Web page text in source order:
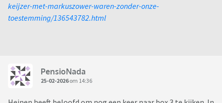
keijzer-met-markuszower-waren-zonder-onze-
toestemming/136543782.html
PensioNada
25-02-2026om 14:36